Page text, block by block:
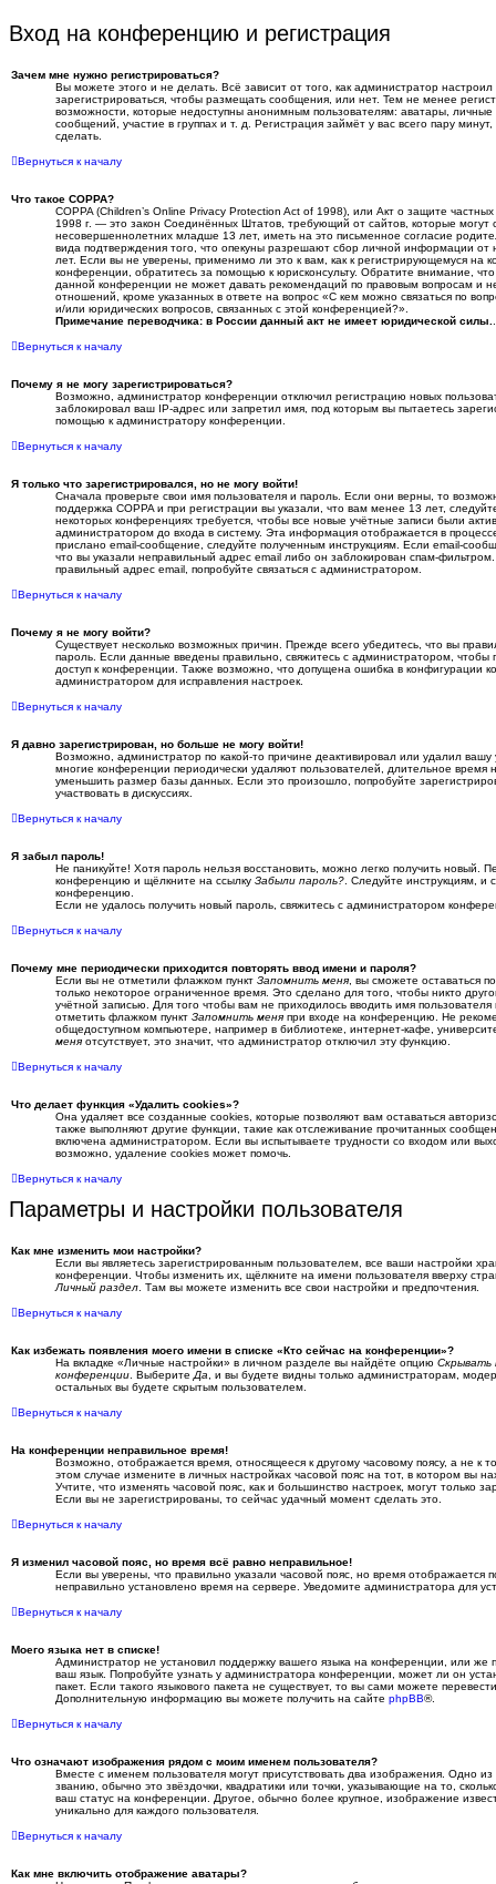
Вход на конференцию и регистрация
Зачем мне нужно регистрироваться?
Вы можете этого и не делать. Всё зависит от того, как администратор
зарегистрироваться, чтобы размещать сообщения, или нет. Тем не менее
возможности, которые недоступны анонимным пользователям: аватары, личные
сообщений, участие в группах и т. д. Регистрация займёт у вас всего пару
сделать.
Вернуться к началу
Что такое COPPA?
COPPA (Children’s Online Privacy Protection Act of 1998), или Акт о защите
1998 г. — это закон Соединённых Штатов, требующий от сайтов, которые
несовершеннолетних младше 13 лет, иметь на это письменное согласие
вида подтверждения того, что опекуны разрешают сбор личной информации
лет. Если вы не уверены, применимо ли это к вам, как к регистрирующемуся на
конференции, обратитесь за помощью к юрисконсульту. Обратите внимание,
данной конференции не может давать рекомендаций по правовым вопросам и
отношений, кроме указанных в ответе на вопрос «С кем можно связаться по
и/или юридических вопросов, связанных с этой конференцией?».
Примечание переводчика: в России данный акт не имеет юридической силы.
Вернуться к началу
Почему я не могу зарегистрироваться?
Возможно, администратор конференции отключил регистрацию новых
заблокировал ваш IP-адрес или запретил имя, под которым вы пытаетесь
помощью к администратору конференции.
Вернуться к началу
Я только что зарегистрировался, но не могу войти!
Сначала проверьте свои имя пользователя и пароль. Если они верны, то
поддержка COPPA и при регистрации вы указали, что вам менее 13 лет,
некоторых конференциях требуется, чтобы все новые учётные записи были
администратором до входа в систему. Эта информация отображается в
прислано email-сообщение, следуйте полученным инструкциям. Если email-
что вы указали неправильный адрес email либо он заблокирован спам-
правильный адрес email, попробуйте связаться с администратором.
Вернуться к началу
Почему я не могу войти?
Существует несколько возможных причин. Прежде всего убедитесь, что вы
пароль. Если данные введены правильно, свяжитесь с администратором, чтобы
доступ к конференции. Также возможно, что допущена ошибка в конфигурации
администратором для исправления настроек.
Вернуться к началу
Я давно зарегистрирован, но больше не могу войти!
Возможно, администратор по какой-то причине деактивировал или удалил вашу
многие конференции периодически удаляют пользователей, длительное
уменьшить размер базы данных. Если это произошло, попробуйте
участвовать в дискуссиях.
Вернуться к началу
Я забыл пароль!
Не паникуйте! Хотя пароль нельзя восстановить, можно легко получить новый.
конференцию и щёлкните на ссылку Забыли пароль? . Следуйте инструкциям, и
конференцию.
Если не удалось получить новый пароль, свяжитесь с администратором
Вернуться к началу
Почему мне периодически приходится повторять ввод имени и пароля?
Если вы не отметили флажком пункт Запомнить меня , вы сможете оставаться
только некоторое ограниченное время. Это сделано для того, чтобы никто
учётной записью. Для того чтобы вам не приходилось вводить имя
отметить флажком пункт Запомнить меня при входе на конференцию. Не
общедоступном компьютере, например в библиотеке, интернет-кафе,
меня отсутствует, это значит, что администратор отключил эту функцию.
Вернуться к началу
Что делает функция «Удалить cookies»?
Она удаляет все созданные cookies, которые позволяют вам оставаться
также выполняют другие функции, такие как отслеживание прочитанных
включена администратором. Если вы испытываете трудности со входом или
возможно, удаление cookies может помочь.
Вернуться к началу
Параметры и настройки пользователя
Как мне изменить мои настройки?
Если вы являетесь зарегистрированным пользователем, все ваши настройки
конференции. Чтобы изменить их, щёлкните на имени пользователя вверху
Личный раздел . Там вы можете изменить все свои настройки и предпочтения.
Вернуться к началу
Как избежать появления моего имени в списке «Кто сейчас на конференции»?
На вкладке «Личные настройки» в личном разделе вы найдёте опцию Скрывать
конференции . Выберите Да , и вы будете видны только администраторам,
остальных вы будете скрытым пользователем.
Вернуться к началу
На конференции неправильное время!
Возможно, отображается время, относящееся к другому часовому поясу, а не к
этом случае измените в личных настройках часовой пояс на тот, в котором вы
Учтите, что изменять часовой пояс, как и большинство настроек, могут только
Если вы не зарегистрированы, то сейчас удачный момент сделать это.
Вернуться к началу
Я изменил часовой пояс, но время всё равно неправильное!
Если вы уверены, что правильно указали часовой пояс, но время отображается
неправильно установлено время на сервере. Уведомите администратора для
Вернуться к началу
Моего языка нет в списке!
Администратор не установил поддержку вашего языка на конференции, или же
ваш язык. Попробуйте узнать у администратора конференции, может ли он
пакет. Если такого языкового пакета не существует, то вы сами можете
Дополнительную информацию вы можете получить на сайте phpBB®.
Вернуться к началу
Что означают изображения рядом с моим именем пользователя?
Вместе с именем пользователя могут присутствовать два изображения. Одно
званию, обычно это звёздочки, квадратики или точки, указывающие на то,
ваш статус на конференции. Другое, обычно более крупное, изображение
уникально для каждого пользователя.
Вернуться к началу
Как мне включить отображение аватары?